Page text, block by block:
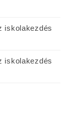
iskolakezdés
iskolakezdés